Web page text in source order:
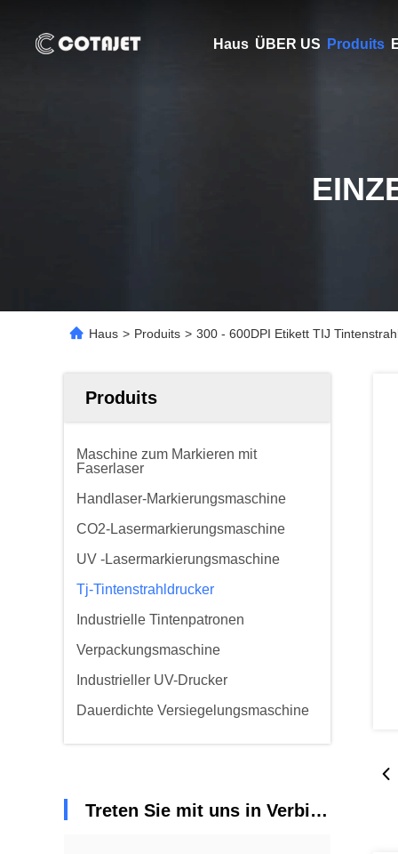
Haus ÜBER US Produits
Haus > Produits > 300 - 600DPI Etikett TIJ
Produits
Maschine zum Markieren mit
Faserlaser
Handlaser-Markierungsmaschine
CO2-Lasermarkierungsmaschine
UV -Lasermarkierungsmaschine
Tj-Tintenstrahldrucker
Industrielle Tintenpatronen
Verpackungsmaschine
Industrieller UV-Drucker
Dauerdichte Versiegelungsmaschine
Treten Sie mit uns in Verbindung